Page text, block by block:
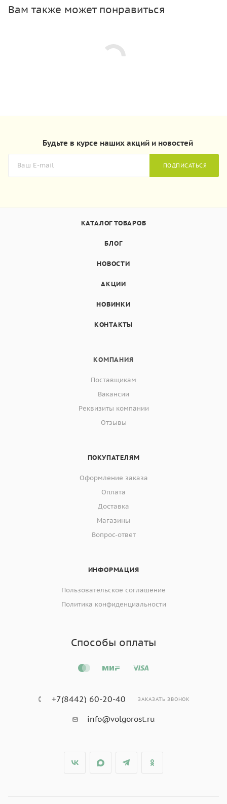
Вам также может понравиться
Будьте в курсе наших акций и новостей
ПОДПИСАТЬСЯ
КАТАЛОГ ТОВАРОВ
БЛОГ
НОВОСТИ
АКЦИИ
НОВИНКИ
КОНТАКТЫ
КОМПАНИЯ
Поставщикам
Вакансии
Реквизиты компании
Отзывы
ПОКУПАТЕЛЯМ
Оформление заказа
Оплата
Доставка
Магазины
Вопрос-ответ
ИНФОРМАЦИЯ
Пользовательское соглашение
Политика конфиденциальности
Способы оплаты
+7(8442) 60-20-40 ЗАКАЗАТЬ ЗВОНОК
info@volgorost.ru